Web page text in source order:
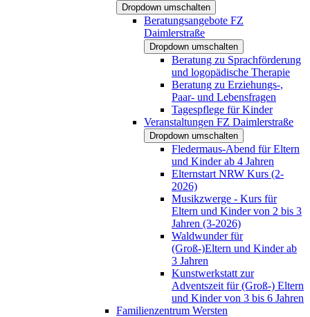
Dropdown umschalten
Beratungsangebote FZ
Daimlerstraße
Dropdown umschalten
Beratung zu Sprachförderung
und logopädische Therapie
Beratung zu Erziehungs-,
Paar- und Lebensfragen
Tagespflege für Kinder
Veranstaltungen FZ Daimlerstraße
Dropdown umschalten
Fledermaus-Abend für Eltern
und Kinder ab 4 Jahren
Elternstart NRW Kurs (2-
2026)
Musikzwerge - Kurs für
Eltern und Kinder von 2 bis 3
Jahren (3-2026)
Waldwunder für
(Groß-)Eltern und Kinder ab
3 Jahren
Kunstwerkstatt zur
Adventszeit für (Groß-) Eltern
und Kinder von 3 bis 6 Jahren
Familienzentrum Wersten